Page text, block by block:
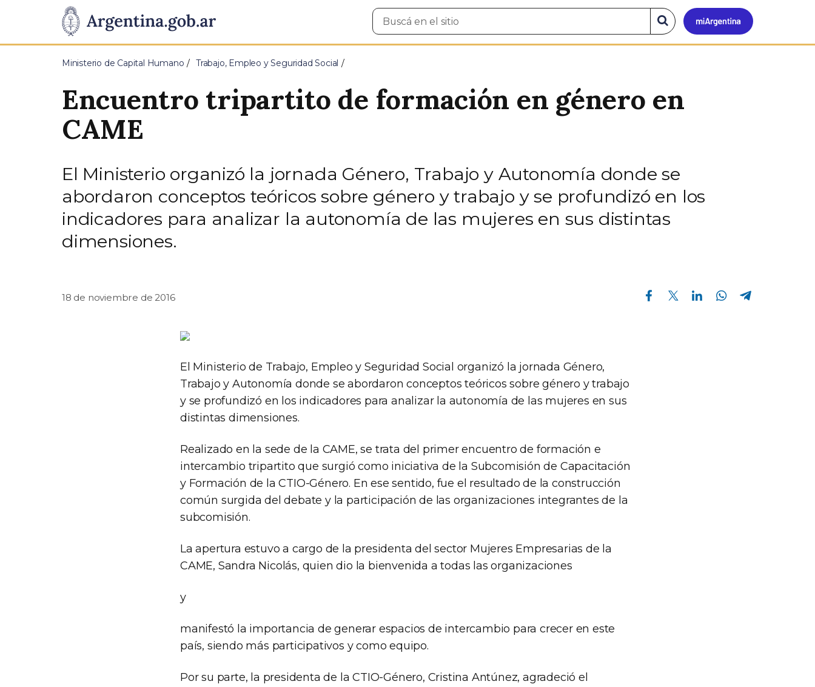
Presidencia
de
Pasar al contenido principal
Mi
Buscar
en
Buscar
en
el
Ministerio de Capital Humano Trabajo, Empleo y Seguridad Social
Encuentro tripartito de formación en género en
CAME
El Ministerio organizó la jornada Género, Trabajo y Autonomía donde se
abordaron conceptos teóricos sobre género y trabajo y se profundizó en los
indicadores para analizar la autonomía de las mujeres en sus distintas
dimensiones.
18 de noviembre de 2016
Compartir en Facebook Compartir en Twitter Compartir en Linkedin Compartir en Whatsapp
El Ministerio de Trabajo, Empleo y Seguridad Social organizó la jornada Género,
Trabajo y Autonomía donde se abordaron conceptos teóricos sobre género y trabajo
y se profundizó en los indicadores para analizar la autonomía de las mujeres en sus
distintas dimensiones.
Realizado en la sede de la CAME, se trata del primer encuentro de formación e
intercambio tripartito que surgió como iniciativa de la Subcomisión de Capacitación
y Formación de la CTIO-Género. En ese sentido, fue el resultado de la construcción
común surgida del debate y la participación de las organizaciones integrantes de la
subcomisión.
La apertura estuvo a cargo de la presidenta del sector Mujeres Empresarias de la
CAME, Sandra Nicolás, quien dio la bienvenida a todas las organizaciones
y
manifestó la importancia de generar espacios de intercambio para crecer en este
país, siendo más participativos y como equipo.
Por su parte, la presidenta de la CTIO-Género, Cristina Antúnez, agradeció el